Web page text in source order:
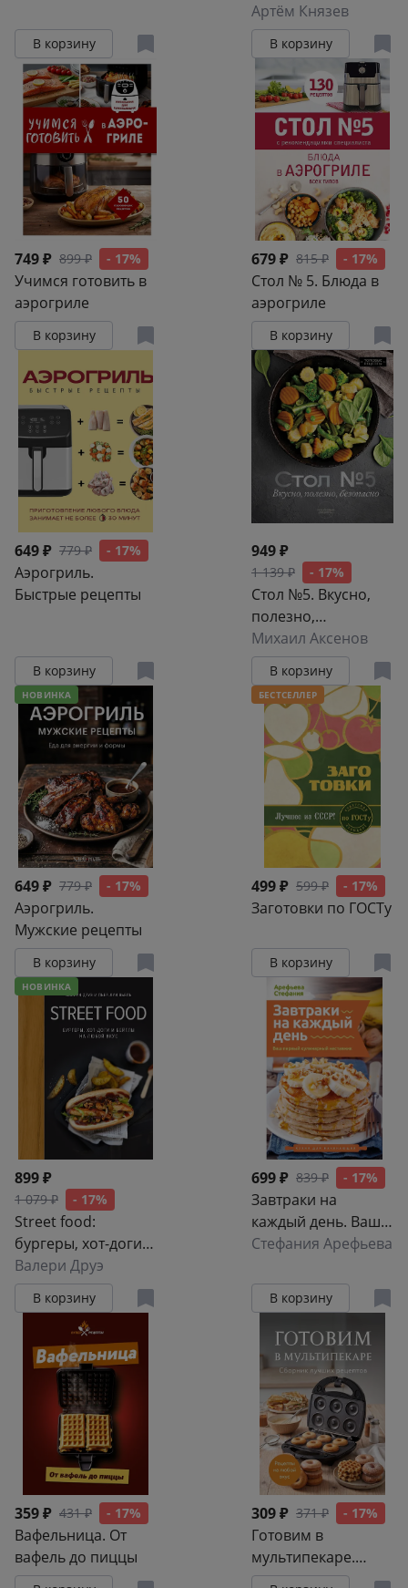
В корзину
начинается с
красоты
Артём Князев
В корзину
749 ₽ 899 ₽ - 17%
Учимся готовить в
аэрогриле
В корзину
679 ₽ 815 ₽ - 17%
Стол № 5. Блюда в
аэрогриле
В корзину
649 ₽ 779 ₽ - 17%
Аэрогриль.
Быстрые рецепты
В корзину
949 ₽
1 139 ₽ - 17%
Стол №5. Вкусно,
полезно,
безопасно
Михаил Аксенов
В корзину
НОВИНКА
649 ₽ 779 ₽ - 17%
Аэрогриль.
Мужские рецепты
В корзину
БЕСТСЕЛЛЕР
499 ₽ 599 ₽ - 17%
Заготовки по ГОСТу
В корзину
НОВИНКА
899 ₽
1 079 ₽ - 17%
Street food:
бургеры, хот-доги и
бейглы на любой
вкус
Валери Друэ
В корзину
699 ₽ 839 ₽ - 17%
Завтраки на
каждый день. Ваш
первый
наставник
Стефания Арефьева
В корзину
359 ₽ 431 ₽ - 17%
Вафельница. От
вафель до пиццы
309 ₽ 371 ₽ - 17%
Готовим в
мультипекаре.
Сборник лучших